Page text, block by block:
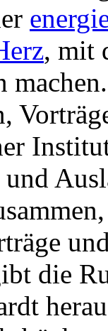
, mit
die